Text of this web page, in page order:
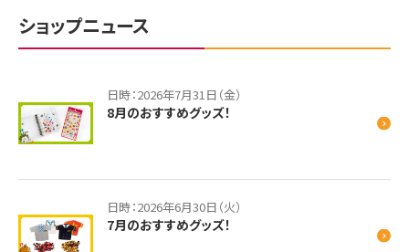
ショップニュース
日時：2026年7月31日（金）
8月のおすすめグッズ！
日時：2026年6月30日（火）
7月のおすすめグッズ！